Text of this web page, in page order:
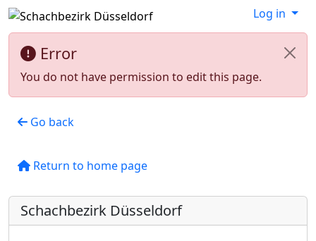
Log in
Error
You do not have permission to edit this page.
Go back
Return to home page
Schachbezirk Düsseldorf